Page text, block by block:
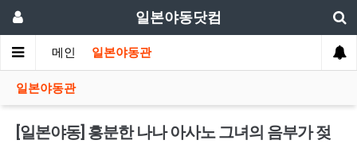
일본야동닷컴
메인 일본야동관
일본야동관
[일본야동] 흥분한 나나 아사노 그녀의 음부가 젖